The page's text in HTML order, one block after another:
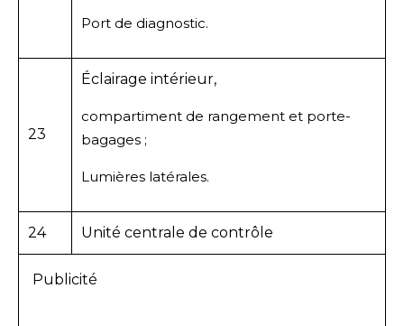
Port de diagnostic.
23
Éclairage intérieur,
compartiment de rangement et porte-
bagages ;
Lumières latérales.
24 Unité centrale de contrôle
Publicité